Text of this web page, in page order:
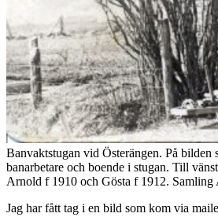
Banvaktstugan vid Österängen. På
banarbetare och boende i stugan. Till
Arnold f 1910 och Gösta f 1912. Samling
Jag har fått tag i en bild som kom via